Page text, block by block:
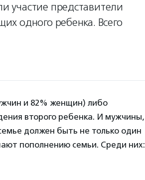
представители
одного ребенка. Всего
и 82% женщин) либо
второго ребенка. И мужчины,
должен быть не только один
пополнению семьи. Среди них: